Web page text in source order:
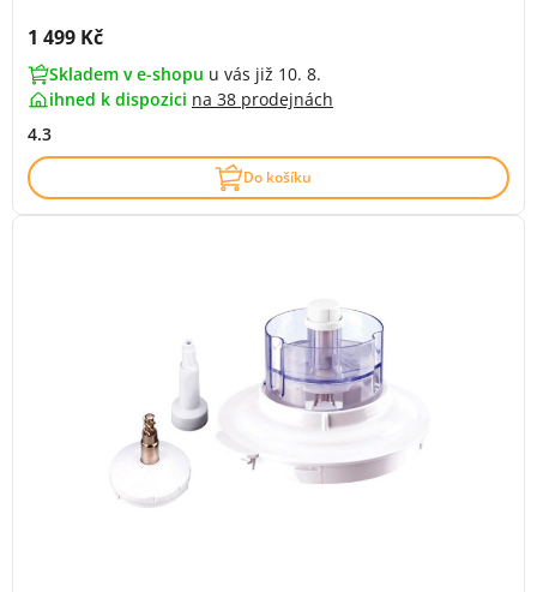
Cena s DPH:
1 499 Kč
Skladem v e-shopu u vás již 10. 8.
ihned k dispozici na 38 prodejnách
4.3
Do košíku